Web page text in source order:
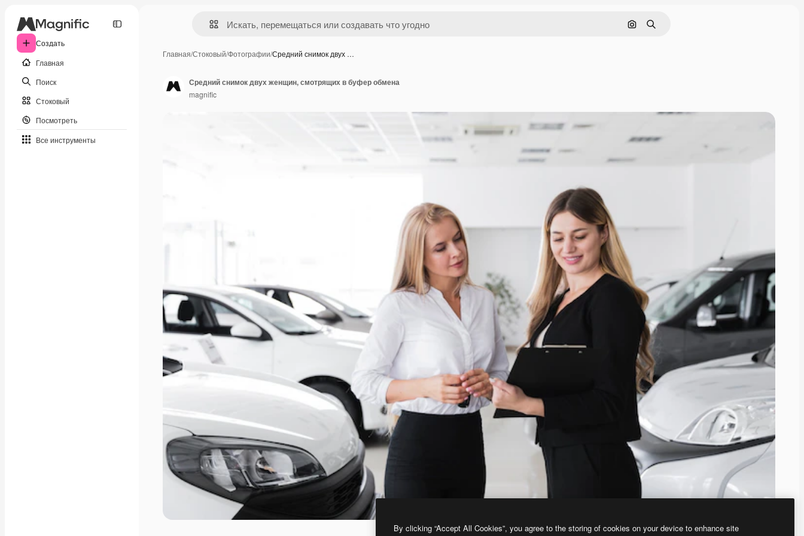
Создать
Главная
Поиск
Стоковый
Посмотреть
Все инструменты
Поиск по изображению
Поиск
Главная/Стоковый/Фотографии/Средний снимок двух …
Средний снимок двух женщин, смотрящих в буфер обмена
magnific
By clicking “Accept All Cookies”, you agree to the storing of cookies on your device to enhance site